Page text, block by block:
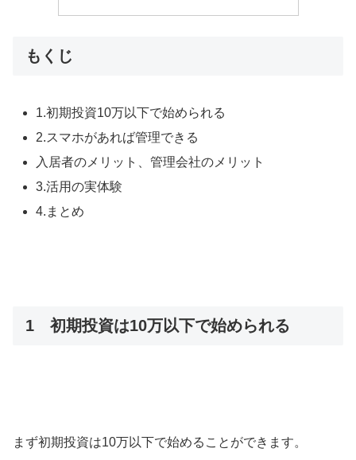
もくじ
1.初期投資10万以下で始められる
2.スマホがあれば管理できる
入居者のメリット、管理会社のメリット
3.活用の実体験
4.まとめ
1 初期投資は10万以下で始められる
まず初期投資は10万以下で始めることができます。